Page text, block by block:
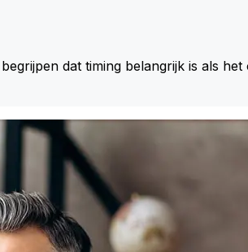
begrijpen dat timing belangrijk is als het